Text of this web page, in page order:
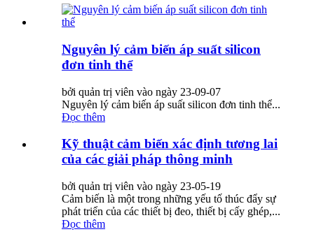
Nguyên lý cảm biến áp suất silicon
đơn tinh thể
bởi quản trị viên vào ngày 23-09-07
Nguyên lý cảm biến áp suất silicon đơn tinh thể...
Đọc thêm
Kỹ thuật cảm biến xác định tương lai
của các giải pháp thông minh
bởi quản trị viên vào ngày 23-05-19
Cảm biến là một trong những yếu tố thúc đẩy sự
phát triển của các thiết bị đeo, thiết bị cấy ghép,...
Đọc thêm